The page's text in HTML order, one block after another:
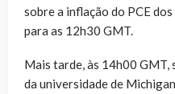
sobre a inflação do PCE
para as 12h30 GMT.
Mais tarde, às 14h00 GMT,
da universidade de